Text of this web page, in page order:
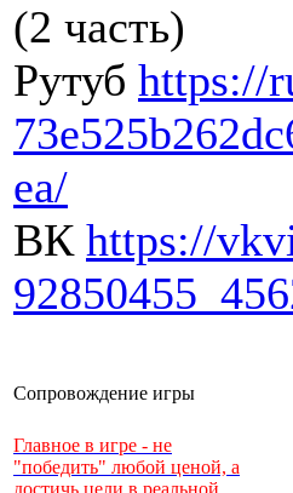
(2 часть)
Рутуб https://
ea/
ВК https://
Сопровождение игры
Главное в игре - не
"победить" любой ценой, а
достичь цели в реальной